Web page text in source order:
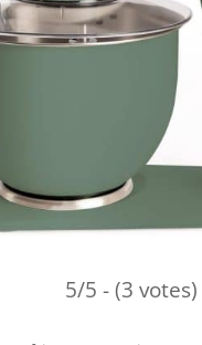
5/5 - (3 votes)